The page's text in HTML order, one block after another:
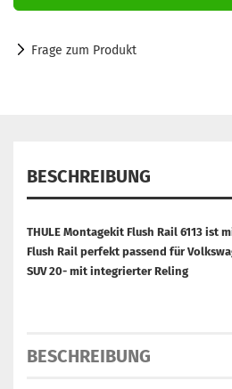
Frage zum Produkt
BESCHREIBUNG
THULE Montagekit Flush Rail 6113 ist
Flush Rail perfekt passend für
SUV 20- mit integrierter Reling
BESCHREIBUNG